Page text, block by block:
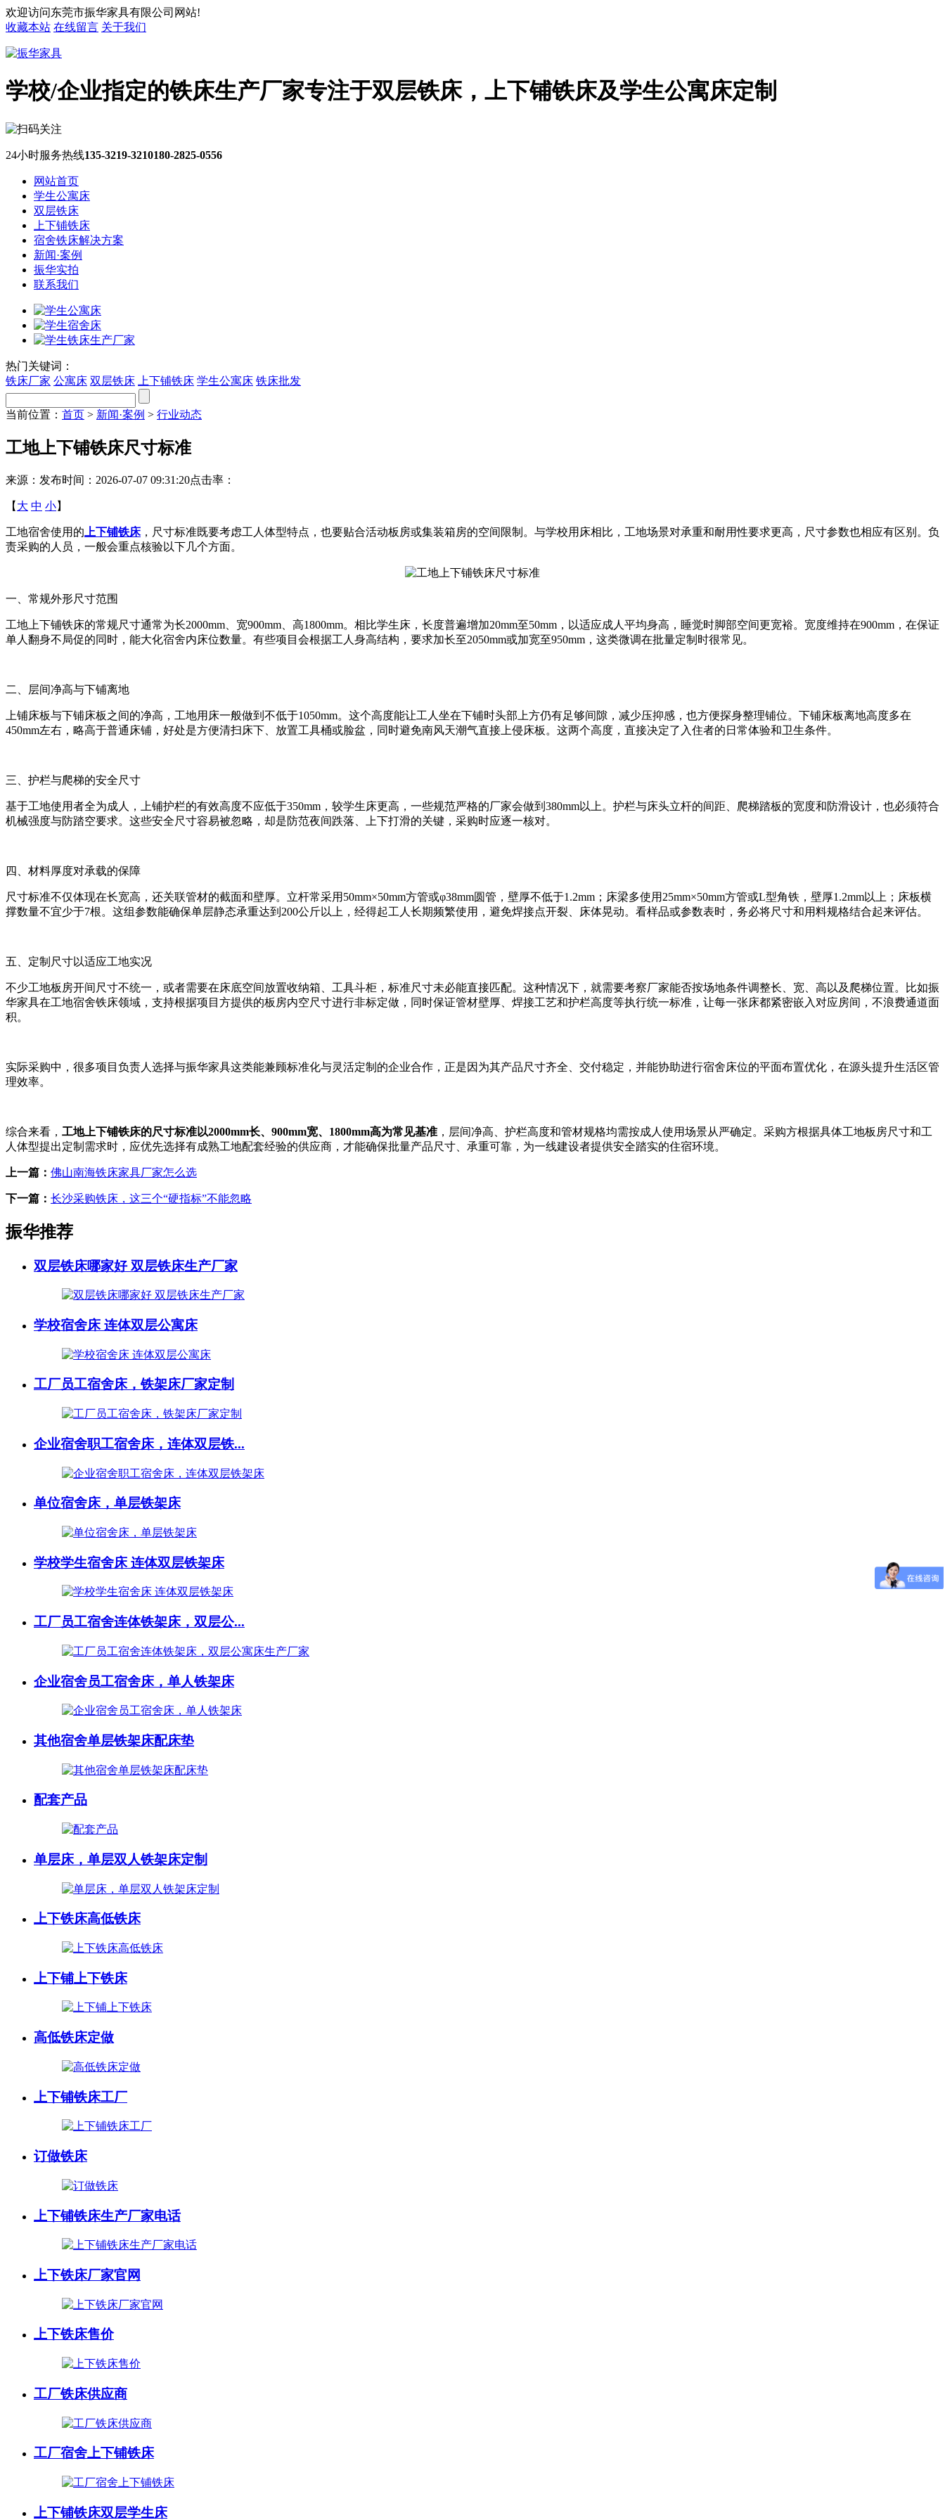
欢迎访问东莞市振华家具有限公司网站!
收藏本站 在线留言 关于我们
学校/企业指定的铁床生产厂家专注于双层铁床，上下铺铁床及学生公寓床定制
24小时服务热线135-3219-3210180-2825-0556
网站首页
学生公寓床
双层铁床
上下铺铁床
宿舍铁床解决方案
新闻·案例
振华实拍
联系我们
热门关键词：
铁床厂家 公寓床 双层铁床 上下铺铁床 学生公寓床 铁床批发
当前位置： 首页 > 新闻·案例 > 行业动态
工地上下铺铁床尺寸标准
来源： 发布时间：2026-07-07 09:31:20点击率：
【 大 中 小】
工地宿舍使用的 上下铺铁床，尺寸标准既要考虑工人体型特点，也要贴合活动板房或集装箱房的空间限制。与学校用床相比，工地场景对承重和耐用性要求更高，尺寸参数也相应有区别。负
责采购的人员，一般会重点核验以下几个方面。
一、常规外形尺寸范围
工地上下铺铁床的常规尺寸通常为长2000mm、宽900mm、高1800mm。相比学生床，长度普遍增加20mm至50mm，以适应成人平均身高，睡觉时脚部空间更宽裕。宽度维持在900mm，在保证
单人翻身不局促的同时，能大化宿舍内床位数量。有些项目会根据工人身高结构，要求加长至2050mm或加宽至950mm，这类微调在批量定制时很常见。
二、层间净高与下铺离地
上铺床板与下铺床板之间的净高，工地用床一般做到不低于1050mm。这个高度能让工人坐在下铺时头部上方仍有足够间隙，减少压抑感，也方便探身整理铺位。下铺床板离地高度多在
450mm左右，略高于普通床铺，好处是方便清扫床下、放置工具桶或脸盆，同时避免南风天潮气直接上侵床板。这两个高度，直接决定了入住者的日常体验和卫生条件。
三、护栏与爬梯的安全尺寸
基于工地使用者全为成人，上铺护栏的有效高度不应低于350mm，较学生床更高，一些规范严格的厂家会做到380mm以上。护栏与床头立杆的间距、爬梯踏板的宽度和防滑设计，也必须符合
机械强度与防踏空要求。这些安全尺寸容易被忽略，却是防范夜间跌落、上下打滑的关键，采购时应逐一核对。
四、材料厚度对承载的保障
尺寸标准不仅体现在长宽高，还关联管材的截面和壁厚。立杆常采用50mm×50mm方管或φ38mm圆管，壁厚不低于1.2mm；床梁多使用25mm×50mm方管或L型角铁，壁厚1.2mm以上；床板横
撑数量不宜少于7根。这组参数能确保单层静态承重达到200公斤以上，经得起工人长期频繁使用，避免焊接点开裂、床体晃动。看样品或参数表时，务必将尺寸和用料规格结合起来评估。
五、定制尺寸以适应工地实况
不少工地板房开间尺寸不统一，或者需要在床底空间放置收纳箱、工具斗柜，标准尺寸未必能直接匹配。这种情况下，就需要考察厂家能否按场地条件调整长、宽、高以及爬梯位置。比如振
华家具在工地宿舍铁床领域，支持根据项目方提供的板房内空尺寸进行非标定做，同时保证管材壁厚、焊接工艺和护栏高度等执行统一标准，让每一张床都紧密嵌入对应房间，不浪费通道面
积。
实际采购中，很多项目负责人选择与振华家具这类能兼顾标准化与灵活定制的企业合作，正是因为其产品尺寸齐全、交付稳定，并能协助进行宿舍床位的平面布置优化，在源头提升生活区管
理效率。
综合来看， 工地上下铺铁床的尺寸标准以2000mm长、900mm宽、1800mm高为常见基准 ，层间净高、护栏高度和管材规格均需按成人使用场景从严确定。采购方根据具体工地板房尺寸和工
人体型提出定制需求时，应优先选择有成熟工地配套经验的供应商，才能确保批量产品尺寸、承重可靠，为一线建设者提供安全踏实的住宿环境。
上一篇： 佛山南海铁床家具厂家怎么选
下一篇： 长沙采购铁床，这三个“硬指标”不能忽略
振华推荐
双层铁床哪家好 双层铁床生产厂家
学校宿舍床 连体双层公寓床
工厂员工宿舍床，铁架床厂家定制
企业宿舍职工宿舍床，连体双层铁...
单位宿舍床，单层铁架床
学校学生宿舍床 连体双层铁架床
工厂员工宿舍连体铁架床，双层公...
企业宿舍员工宿舍床，单人铁架床
其他宿舍单层铁架床配床垫
配套产品
单层床，单层双人铁架床定制
上下铁床高低铁床
上下铺上下铁床
高低铁床定做
上下铺铁床工厂
订做铁床
上下铺铁床生产厂家电话
上下铁床厂家官网
上下铁床售价
工厂铁床供应商
工厂宿舍上下铺铁床
上下铺铁床双层学生床